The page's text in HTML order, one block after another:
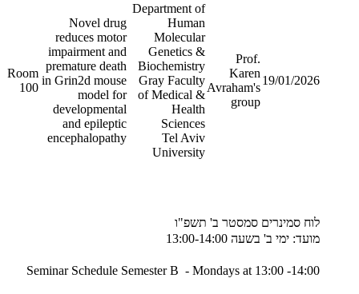
19/01/2026
Prof.
Karen
Avraham's
group
Department of
Human
Molecular
Genetics &
Biochemistry
Gray Faculty
of Medical &
Health
Sciences
Tel Aviv
University
Novel drug
reduces motor
impairment and
premature death
in Grin2d mouse
model for
developmental
and epileptic
encephalopathy
Room
100
לוח סמינרים סמסטר ב' תשפ"ו
מועד: ימי ב' בשעה 13:00-14:00
Seminar Schedule Semester B - Mondays at 13:00 -14:00